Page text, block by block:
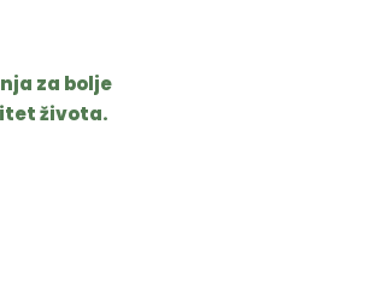
za bolje
života.